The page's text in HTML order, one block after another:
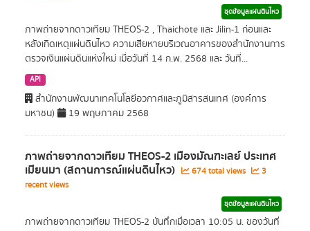
ชุดข้อมูลแผ่นดินไหว
ภาพถ่ายจากดาวเทียม THEOS-2 , Thaichote และ Jilin-1 ก่อนและ
หลังเกิดเหตุแผ่นดินไหว ความเสียหายบริเวณอาคารของสำนักงานการ
ตรวจเงินแผ่นดินแห่งใหม่ เมื่อวันที่ 14 ก.พ. 2568 และ วันที่...
API
สำนักงานพัฒนาเทคโนโลยีอวกาศและภูมิสารสนเทศ (องค์การ
มหาชน)
19 พฤษภาคม 2568
ภาพถ่ายจากดาวเทียม THEOS-2 เมืองมัณฑะเลย์ ประเทศ
เมียนมา (สถานการณ์แผ่นดินไหว) 674 total views
3
recent views
ชุดข้อมูลแผ่นดินไหว
ภาพถ่ายจากดาวเทียม THEOS-2 บันทึกเมื่อเวลา 10:05 น. ของวันที่